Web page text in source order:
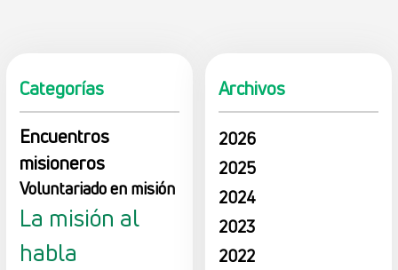
Categorías
Encuentros
misioneros
Voluntariado en misión
La misión al
habla
Archivos
2026
2025
2024
2023
2022